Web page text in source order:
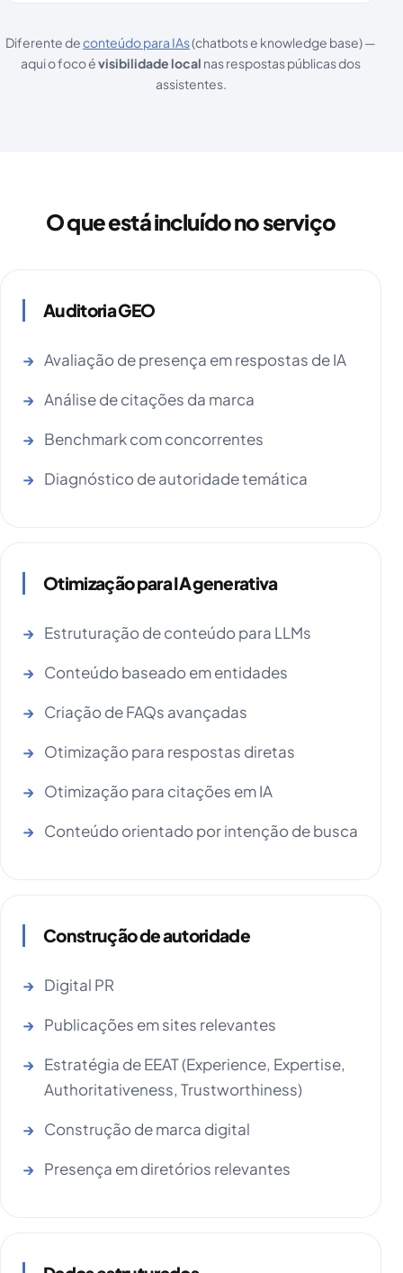
Diferente deconteúdo para IAs(chatbots e knowledge base) —
aqui o foco évisibilidade local nas respostas públicas dos
assistentes.
O que está incluído no serviço
Auditoria GEO
Avaliação de presença em respostas de IA
Análise de citações da marca
Benchmark com concorrentes
Diagnóstico de autoridade temática
Otimização para IA generativa
Estruturação de conteúdo para LLMs
Conteúdo baseado em entidades
Criação de FAQs avançadas
Otimização para respostas diretas
Otimização para citações em IA
Conteúdo orientado por intenção de busca
Construção de autoridade
Digital PR
Publicações em sites relevantes
Estratégia de EEAT (Experience, Expertise,
Authoritativeness, Trustworthiness)
Construção de marca digital
Presença em diretórios relevantes